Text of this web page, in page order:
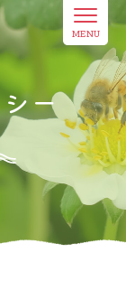
MENU
ー